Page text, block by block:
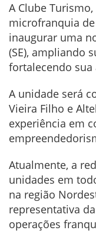
A Clube
microfranquia
inaugurar uma
(SE), ampliando
fortalecendo
A unidade será
Vieira Filho e
experiência em
Atualmente, a
unidades em
na região
representativa
operações